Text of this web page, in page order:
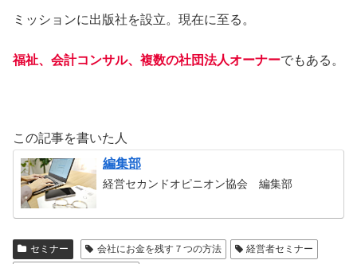
ミッションに出版社を設立。現在に至る。
福祉、会計コンサル、複数の社団法人オーナーでもある。
この記事を書いた人
編集部
経営セカンドオピニオン協会 編集部
セミナー 会社にお金を残す７つの方法
経営者セミナー